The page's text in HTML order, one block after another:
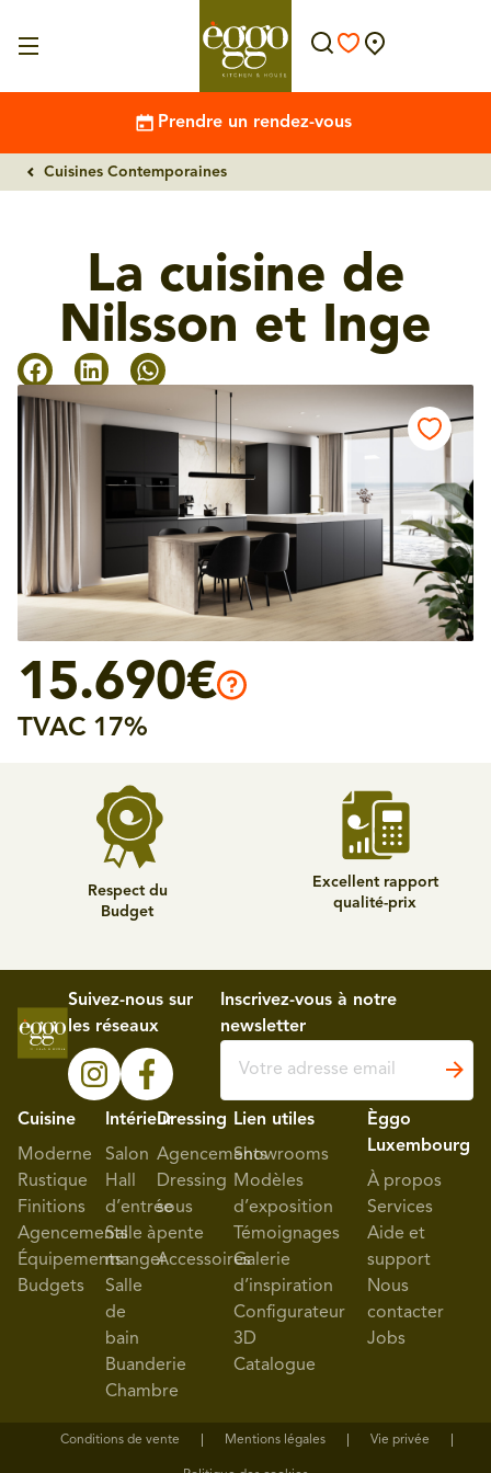
Prendre un rendez-vous
Cuisines Contemporaines
La cuisine de
Nilsson et Inge
15.690€
TVAC 17%
Respect du
Budget
Excellent rapport
qualité-prix
Suivez-nous sur
les réseaux
Inscrivez-vous à notre
newsletter
Cuisine
Moderne
Rustique
Finitions
Agencements
Équipements
Budgets
Intérieur
Salon
Hall
d’entrée
Salle à
manger
Salle
de
bain
Buanderie
Chambre
Dressing
Agencements
Dressing
sous
pente
Accessoires
Lien utiles
Showrooms
Modèles
d’exposition
Témoignages
Galerie
d’inspiration
Configurateur
3D
Catalogue
Èggo
Luxembourg
À propos
Services
Aide et
support
Nous
contacter
Jobs
Conditions de vente Mentions légales Vie privée